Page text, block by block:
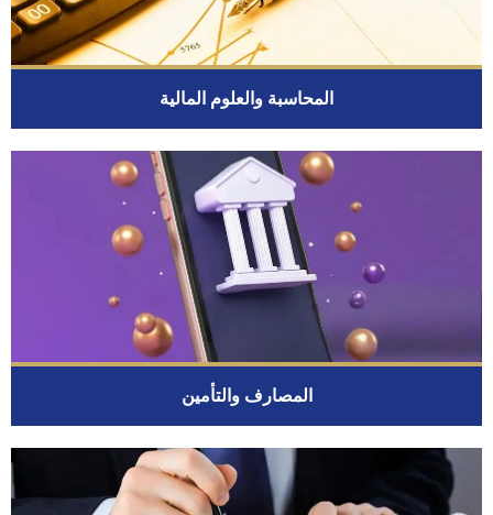
المحاسبة والعلوم المالية
المصارف والتأمين